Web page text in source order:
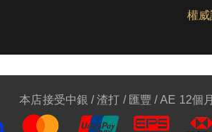
權
本店接受中銀 / 渣打 / 匯豐 / AE 12個